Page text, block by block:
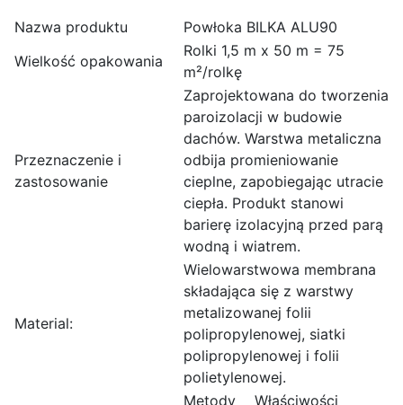
Nazwa produktu
Powłoka BILKA ALU90
Wielkość opakowania
Rolki 1,5 m x 50 m = 75
m²/rolkę
Przeznaczenie i
zastosowanie
Zaprojektowana do tworzenia
paroizolacji w budowie
dachów. Warstwa metaliczna
odbija promieniowanie
cieplne, zapobiegając utracie
ciepła. Produkt stanowi
barierę izolacyjną przed parą
wodną i wiatrem.
Material:
Wielowarstwowa membrana
składająca się z warstwy
metalizowanej folii
polipropylenowej, siatki
polipropylenowej i folii
polietylenowej.
Metody Właściwości